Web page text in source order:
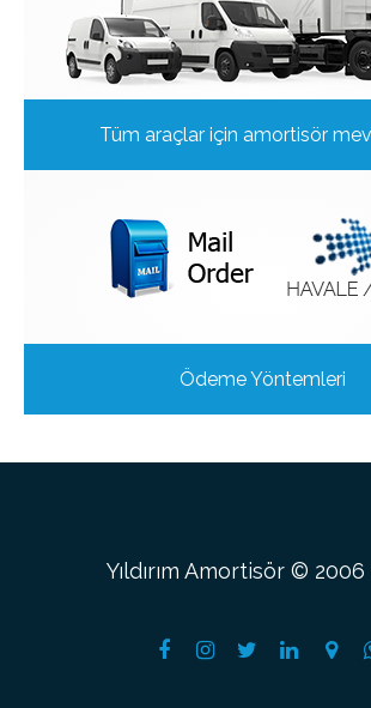
Tüm araçlar için amortisör
Ödeme Yöntemleri
Yıldırım Amortisör © 2006